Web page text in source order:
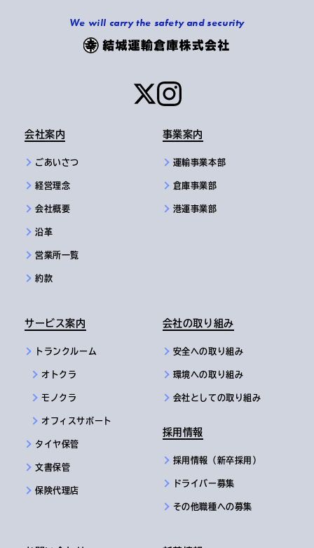
We will carry the safety and security
会社案内
ごあいさつ
経営理念
会社概要
沿革
営業所一覧
約款
事業案内
運輸事業本部
倉庫事業部
港運事業部
サービス案内
トランクルーム
オトクラ
モノクラ
オフィスサポート
タイヤ保管
文書保管
保険代理店
会社の取り組み
安全への取り組み
環境への取り組み
会社としての取り組み
採用情報
採用情報（新卒採用）
ドライバー募集
その他職種への募集